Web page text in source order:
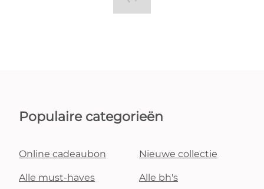
Populaire categorieën
Online cadeaubon Nieuwe collectie
Alle must-haves Alle bh's